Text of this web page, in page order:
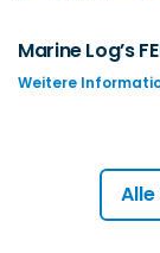
Marine Log’s
Weitere